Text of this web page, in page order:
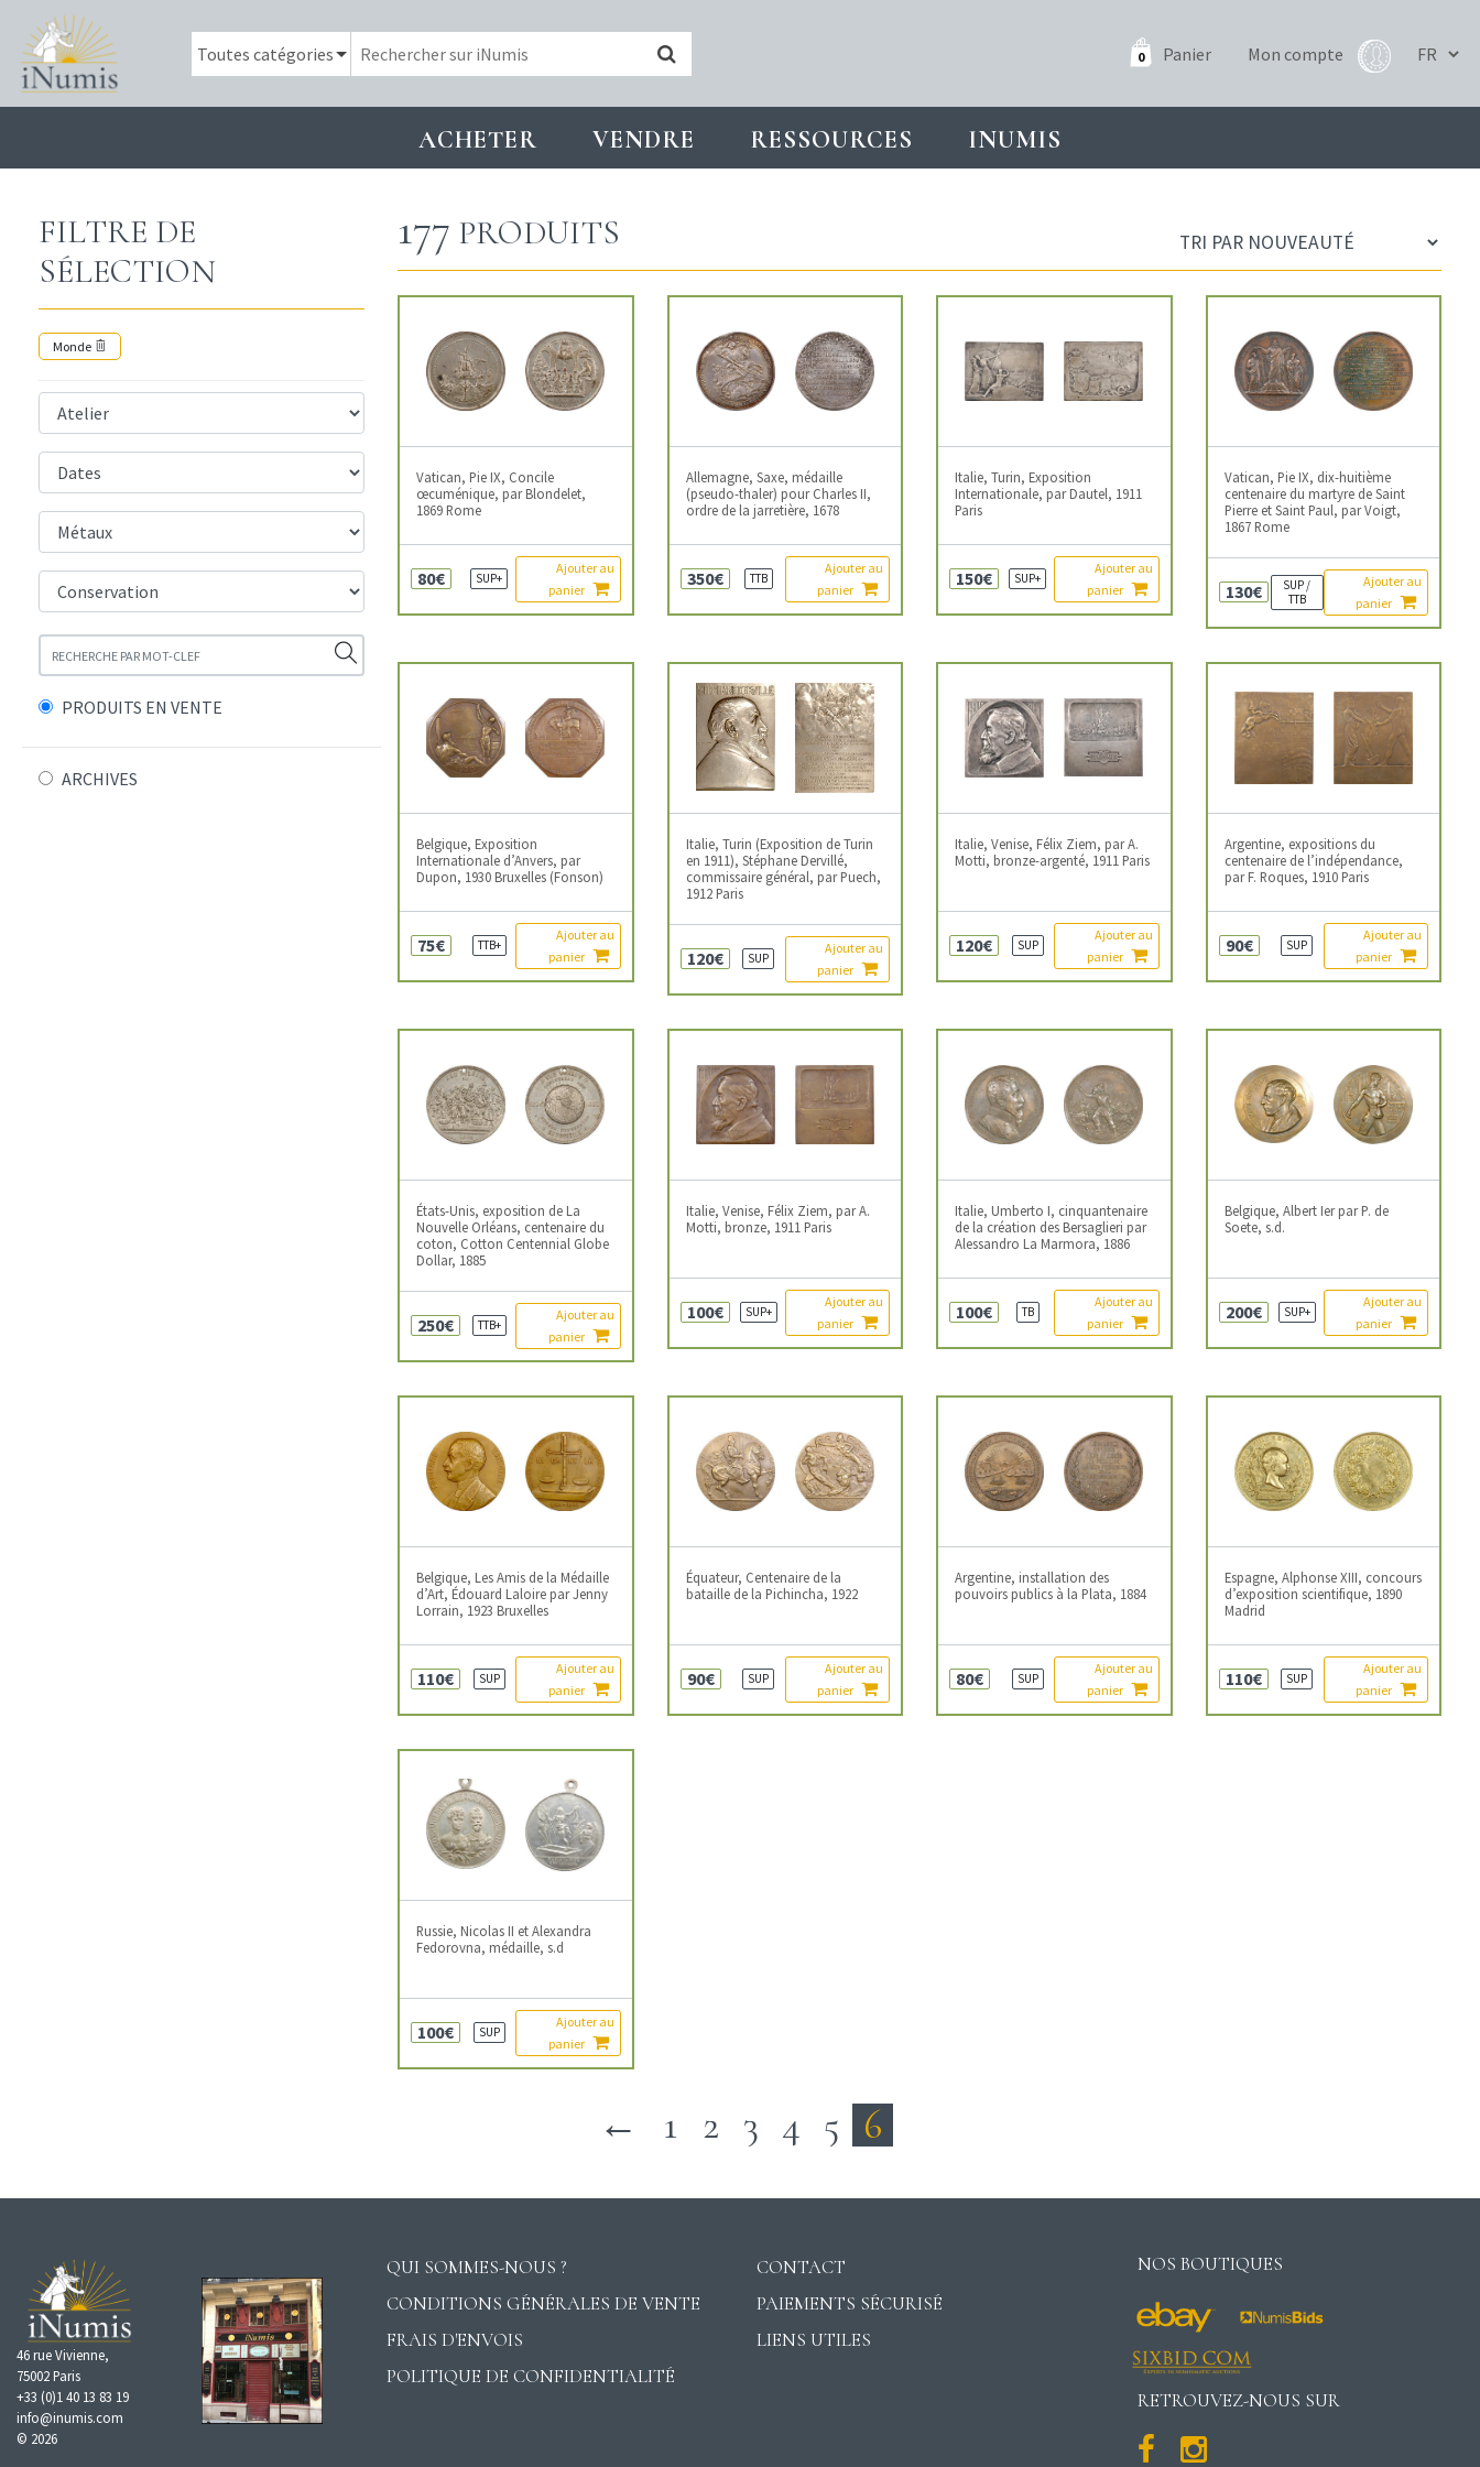
0 Panier Mon compte
ACHETER VENDRE RESSOURCES INUMIS
FILTRE DE
SÉLECTION
Monde
PRODUITS EN VENTE
ARCHIVES
177 PRODUITS
Vatican, Pie IX, Concile
œcuménique, par Blondelet,
1869 Rome
80€ SUP+
Ajouter au
panier
Allemagne, Saxe, médaille
(pseudo-thaler) pour Charles II,
ordre de la jarretière, 1678
350€ TTB
Ajouter au
panier
Italie, Turin, Exposition
Internationale, par Dautel, 1911
Paris
150€ SUP+
Ajouter au
panier
Vatican, Pie IX, dix-huitième
centenaire du martyre de Saint
Pierre et Saint Paul, par Voigt,
1867 Rome
130€
SUP /
TTB
Ajouter au
panier
Belgique, Exposition
Internationale d’Anvers, par
Dupon, 1930 Bruxelles (Fonson)
75€ TTB+
Ajouter au
panier
Italie, Turin (Exposition de Turin
en 1911), Stéphane Dervillé,
commissaire général, par Puech,
1912 Paris
120€ SUP
Ajouter au
panier
Italie, Venise, Félix Ziem, par A.
Motti, bronze-argenté, 1911 Paris
120€ SUP
Ajouter au
panier
Argentine, expositions du
centenaire de l’indépendance,
par F. Roques, 1910 Paris
90€ SUP
Ajouter au
panier
États-Unis, exposition de La
Nouvelle Orléans, centenaire du
coton, Cotton Centennial Globe
Dollar, 1885
250€ TTB+
Ajouter au
panier
Italie, Venise, Félix Ziem, par A.
Motti, bronze, 1911 Paris
100€ SUP+
Ajouter au
panier
Italie, Umberto I, cinquantenaire
de la création des Bersaglieri par
Alessandro La Marmora, 1886
100€ TB
Ajouter au
panier
Belgique, Albert Ier par P. de
Soete, s.d.
200€ SUP+
Ajouter au
panier
Belgique, Les Amis de la Médaille
d’Art, Édouard Laloire par Jenny
Lorrain, 1923 Bruxelles
110€ SUP
Ajouter au
panier
Équateur, Centenaire de la
bataille de la Pichincha, 1922
90€ SUP
Ajouter au
panier
Argentine, installation des
pouvoirs publics à la Plata, 1884
80€ SUP
Ajouter au
panier
Espagne, Alphonse XIII, concours
d’exposition scientifique, 1890
Madrid
110€ SUP
Ajouter au
panier
Russie, Nicolas II et Alexandra
Fedorovna, médaille, s.d
100€ SUP
Ajouter au
panier
← 1 2 3 4 5 6
46 rue Vivienne,
75002 Paris
+33 (0)1 40 13 83 19
info@inumis.com
© 2026
QUI SOMMES-NOUS ?
CONDITIONS GÉNÉRALES DE VENTE
FRAIS D'ENVOIS
POLITIQUE DE CONFIDENTIALITÉ
CONTACT
PAIEMENTS SÉCURISÉ
LIENS UTILES
NOS BOUTIQUES
RETROUVEZ-NOUS SUR